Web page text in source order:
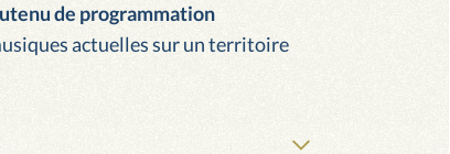
de programmation
actuelles sur un territoire